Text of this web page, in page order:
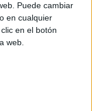
Puede cambiar
en cualquier
en el botón
web.
Uso
uso*